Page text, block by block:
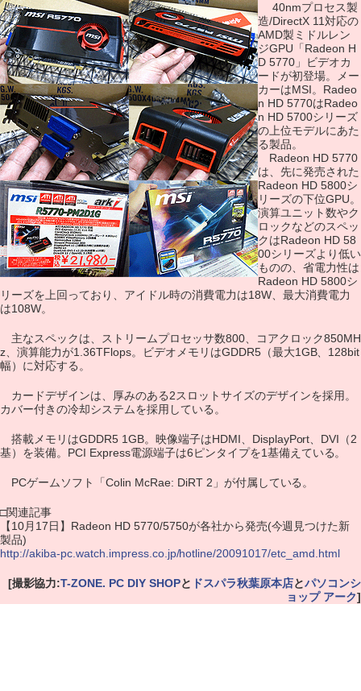
40nmプロセス製
造/DirectX 11対応の
AMD製ミドルレン
ジGPU「Radeon H
D 5770」ビデオカ
ードが初登場。メー
カーはMSI。Radeo
n HD 5770はRadeo
n HD 5700シリーズ
の上位モデルにあた
る製品。
Radeon HD 5770
は、先に発売された
Radeon HD 5800シ
リーズの下位GPU。
演算ユニット数やク
ロックなどのスペッ
クはRadeon HD 58
00シリーズより低い
ものの、省電力性は
Radeon HD 5800シ
リーズを上回っており、アイドル時の消費電力は18W、最大消費電力
は108W。
主なスペックは、ストリームプロセッサ数800、コアクロック850MH
z、演算能力が1.36TFlops。ビデオメモリはGDDR5（最大1GB、128bit
幅）に対応する。
カードデザインは、厚みのある2スロットサイズのデザインを採用。
カバー付きの冷却システムを採用している。
搭載メモリはGDDR5 1GB。映像端子はHDMI、DisplayPort、DVI（2
基）を装備。PCI Express電源端子は6ピンタイプを1基備えている。
PCゲームソフト「Colin McRae: DiRT 2」が付属している。
□関連記事
【10月17日】Radeon HD 5770/5750が各社から発売(今週見つけた新
製品)
http://akiba-pc.watch.impress.co.jp/hotline/20091017/etc_amd.html
[撮影協力:T-ZONE. PC DIY SHOPと ドスパラ秋葉原本店とパソコンシ
ョップ アーク]